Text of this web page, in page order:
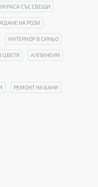
УКРАСА СЪС СВЕЩИ
НА РОЗИ
ИНТЕРИОР В СИНЬО
ЦВЕТЯ АЛПИНЕУМ
РЕМОНТ НА БАНЯ